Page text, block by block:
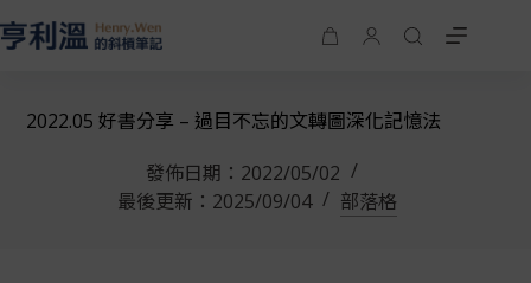
2022.05 好書分享 – 過目不忘的文轉圖深化記憶法
發佈日期： 2022/05/02
最後更新： 2025/09/04 部落格